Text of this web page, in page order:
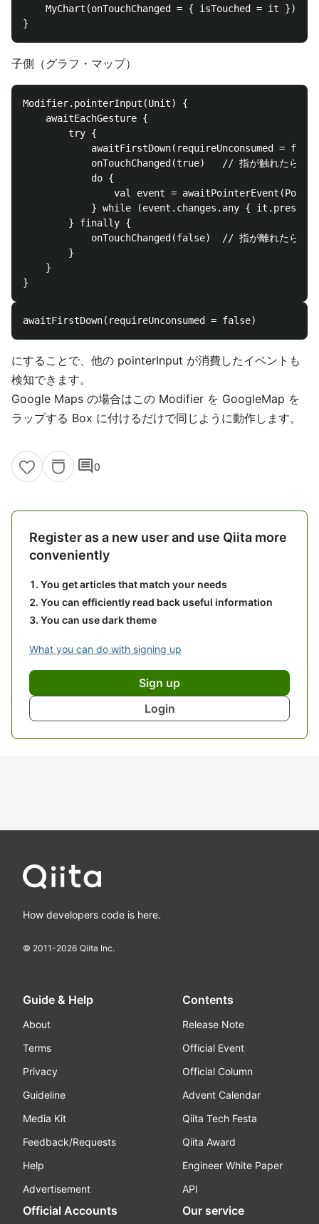
    MyChart(onTouchChanged = { isTouched = it })
子側（グラフ・マップ）
        try {
awaitFirstDown(requireUnconsumed =
onTouchChanged(true)   // 指が触れたらスク
val event =
} while
}
onTouchChanged(false)  // 指が離れたらスク
    }
にすることで、他の pointerInput が消費したイベントも
検知できます。
Google Maps の場合はこの Modifier を GoogleMap を
ラップする Box に付けるだけで同じように動作します。
comment0
Register as a new user and use Qiita more
conveniently
You get articles that match your needs
You can efficiently read back useful information
You can use dark theme
What you can do with signing up
Sign up
Login
How developers code is here.
© 2011-2026 Qiita Inc.
Guide & Help
About
Terms
Privacy
Guideline
Media Kit
Feedback/Requests
Help
Advertisement
Contents
Release Note
Official Event
Official Column
Advent Calendar
Qiita Tech Festa
Qiita Award
Engineer White Paper
API
Official Accounts Our service